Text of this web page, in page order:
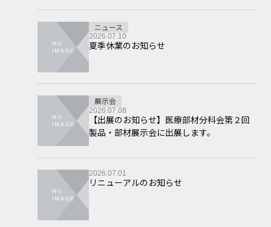
ニュース
2026.07.10
夏季休業のお知らせ
展示会
2026.07.08
【出展のお知らせ】医療部材分科会第２回
製品・部材展示会に出展します。
2026.07.01
リニューアルのお知らせ